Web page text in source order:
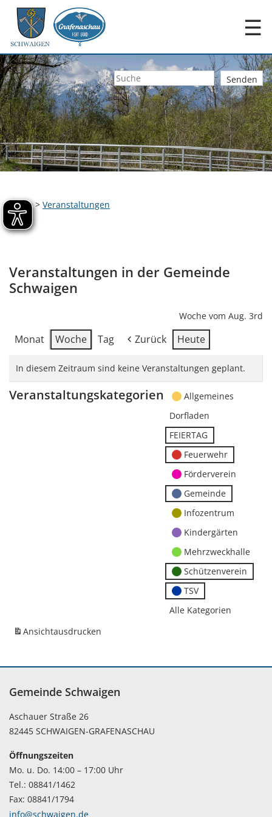
☰
Home> Veranstaltungen
Veranstaltungen in der Gemeinde
Schwaigen
Woche vom Aug. 3rd
Monat Woche Tag Zurück Heute
In diesem Zeitraum sind keine Veranstaltungen geplant.
Veranstaltungskategorien
Allgemeines
Dorfladen
FEIERTAG
Feuerwehr
Förderverein
Gemeinde
Infozentrum
Kindergärten
Mehrzweckhalle
Schützenverein
TSV
Alle Kategorien
Ansichtausdrucken
Gemeinde Schwaigen
Aschauer Straße 26
82445 SCHWAIGEN-GRAFENASCHAU
Öffnungszeiten
Mo. u. Do. 14:00 – 17:00 Uhr
Tel.: 08841/1462
Fax: 08841/1794
info@schwaigen.de